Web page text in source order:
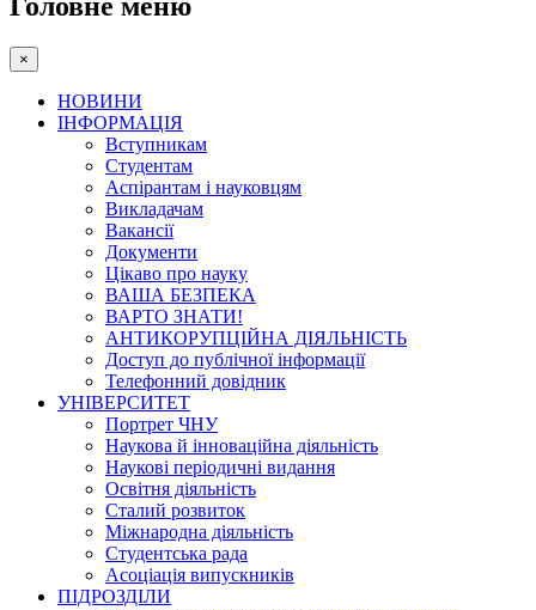
×
НОВИНИ
ІНФОРМАЦІЯ
Вступникам
Студентам
Аспірантам і науковцям
Викладачам
Вакансії
Документи
Цікаво про науку
ВАША БЕЗПЕКА
ВАРТО ЗНАТИ!
АНТИКОРУПЦІЙНА ДІЯЛЬНІСТЬ
Доступ до публічної інформації
Телефонний довідник
УНІВЕРСИТЕТ
Портрет ЧНУ
Наукова й інноваційна діяльність
Наукові періодичні видання
Освітня діяльність
Сталий розвиток
Міжнародна діяльність
Студентська рада
Асоціація випускників
ПІДРОЗДІЛИ